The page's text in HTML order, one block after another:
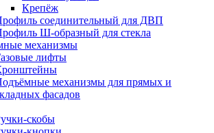
Крепёж
соединительный для ДВП
Ш-образный для стекла
механизмы
лифты
механизмы для прямых и
фасадов
скобы